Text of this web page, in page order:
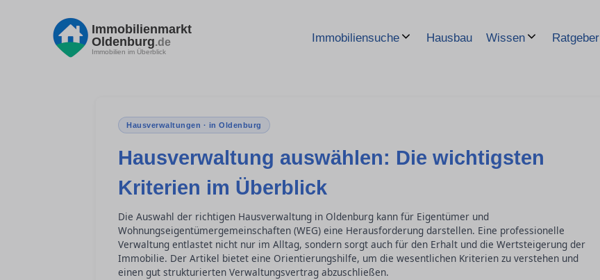
Immobilienmarkt
Oldenburg.de
Immobilien im Überblick
Immobiliensuche Hausbau Wissen Ratgeber
Hausverwaltungen · in Oldenburg
Hausverwaltung auswählen: Die wichtigsten
Kriterien im Überblick
Die Auswahl der richtigen Hausverwaltung in Oldenburg kann für Eigentümer und
Wohnungseigentümergemeinschaften (WEG) eine Herausforderung darstellen. Eine professionelle
Verwaltung entlastet nicht nur im Alltag, sondern sorgt auch für den Erhalt und die Wertsteigerung der
Immobilie. Der Artikel bietet eine Orientierungshilfe, um die wesentlichen Kriterien zu verstehen und
einen gut strukturierten Verwaltungsvertrag abzuschließen.